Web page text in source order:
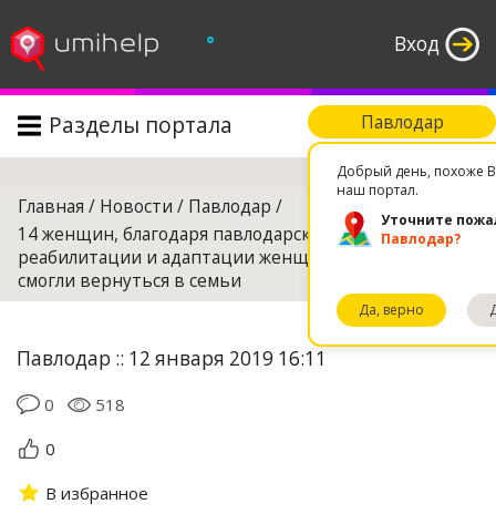
Вход
°
Павлодар
Добрый день, похоже
наш портал.
Уточните
Павлодар?
Да, верно
Разделы портала Поиск
Главная / Новости / Павлодар /
14 женщин, благодаря павлодарскому центру
реабилитации и адаптации женщин с детьми,
смогли вернуться в семьи
Павлодар :: 12 января 2019 16:11
0
518
0
В избранное